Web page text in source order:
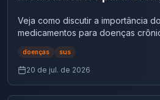
Veja como discutir a importância
medicamentos para doenças
motivadores, repertórios e
doenças sus
20 de jul. de 2026